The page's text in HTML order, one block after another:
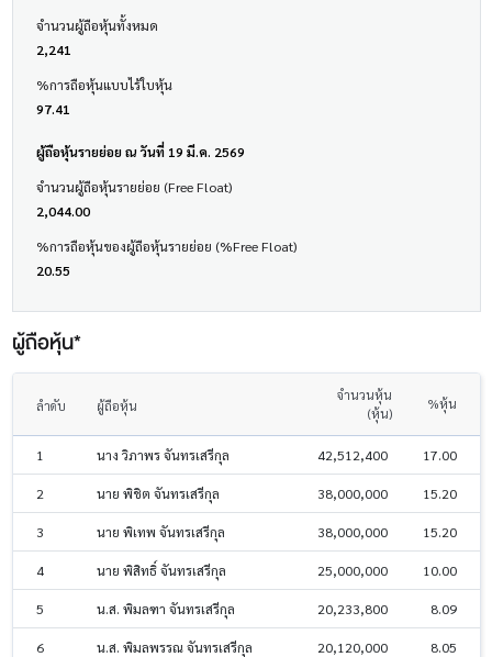
จำนวนผู้ถือหุ้นทั้งหมด
2,241
%การถือหุ้นแบบไร้ใบหุ้น
97.41
ผู้ถือหุ้นรายย่อย ณ วันที่ 19 มี.ค. 2569
จำนวนผู้ถือหุ้นรายย่อย (Free Float)
2,044.00
%การถือหุ้นของผู้ถือหุ้นรายย่อย (%Free Float)
20.55
ผู้ถือหุ้น*
ลำดับ ผู้ถือหุ้น
จำนวนหุ้น
(หุ้น)
%หุ้น
1 นาง วิภาพร จันทรเสรีกุล 42,512,400 17.00
2 นาย พิชิต จันทรเสรีกุล 38,000,000 15.20
3 นาย พิเทพ จันทรเสรีกุล 38,000,000 15.20
4 นาย พิสิทธิ์ จันทรเสรีกุล 25,000,000 10.00
5 น.ส. พิมลฑา จันทรเสรีกุล 20,233,800 8.09
6 น.ส. พิมลพรรณ จันทรเสรีกุล 20,120,000 8.05